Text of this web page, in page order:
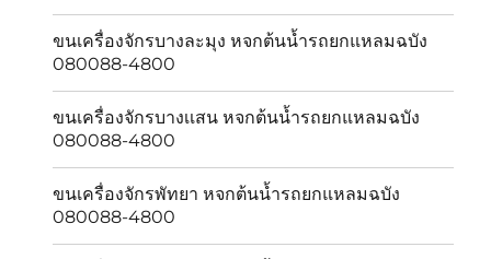
ขนเครื่องจักรบางละมุง หจกต้นน้ำรถยกแหลมฉบัง
080088-4800
ขนเครื่องจักรบางเเสน หจกต้นน้ำรถยกแหลมฉบัง
080088-4800
ขนเครื่องจักรพัทยา หจกต้นน้ำรถยกแหลมฉบัง
080088-4800